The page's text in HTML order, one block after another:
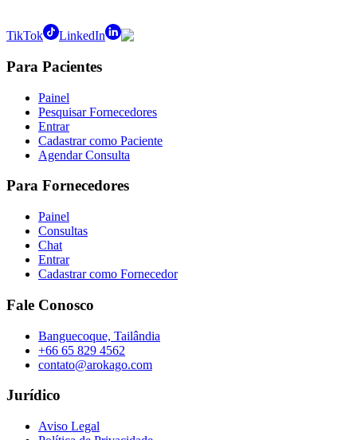
TikTok LinkedIn
Para Pacientes
Painel
Pesquisar Fornecedores
Entrar
Cadastrar como Paciente
Agendar Consulta
Para Fornecedores
Painel
Consultas
Chat
Entrar
Cadastrar como Fornecedor
Fale Conosco
Banguecoque, Tailândia
+66 65 829 4562
contato@arokago.com
Jurídico
Aviso Legal